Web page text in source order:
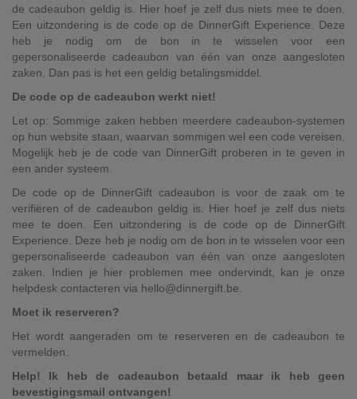
de cadeaubon geldig is. Hier hoef je zelf dus niets mee te doen.
Een uitzondering is de code op de DinnerGift Experience. Deze
heb je nodig om de bon in te wisselen voor een
gepersonaliseerde cadeaubon van één van onze aangesloten
zaken. Dan pas is het een geldig betalingsmiddel.
De code op de cadeaubon werkt niet!
Let op: Sommige zaken hebben meerdere cadeaubon-systemen
op hun website staan, waarvan sommigen wel een code vereisen.
Mogelijk heb je de code van DinnerGift proberen in te geven in
een ander systeem.
De code op de DinnerGift cadeaubon is voor de zaak om te
verifiëren of de cadeaubon geldig is. Hier hoef je zelf dus niets
mee te doen. Een uitzondering is de code op de DinnerGift
Experience. Deze heb je nodig om de bon in te wisselen voor een
gepersonaliseerde cadeaubon van één van onze aangesloten
zaken. Indien je hier problemen mee ondervindt, kan je onze
helpdesk contacteren via hello@dinnergift.be.
Moet ik reserveren?
Het wordt aangeraden om te reserveren en de cadeaubon te
vermelden.
Help! Ik heb de cadeaubon betaald maar ik heb geen
bevestigingsmail ontvangen!